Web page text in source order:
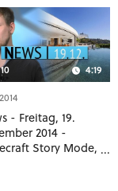
4:19
- Freitag, 19.
2014 -
Story Mode,